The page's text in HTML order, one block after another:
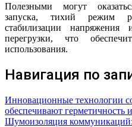
Полезными могут
запуска, тихий режим
стабилизации напряжения
перегрузки, что
использования.
Навигация по
Инновационные технологии
обеспечивают герметичность
Шумоизоляция